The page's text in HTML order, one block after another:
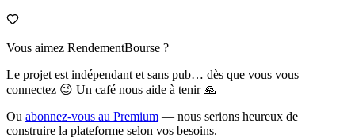
Vous aimez RendementBourse ?
Le projet est indépendant et sans pub… dès que vous vous
connectez 😉 Un café nous aide à tenir 🙏
Ou abonnez-vous au Premium — nous serions heureux de
construire la plateforme selon vos besoins.